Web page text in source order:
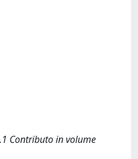
Contributo in volume